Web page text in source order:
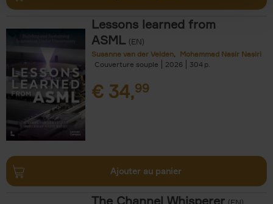
Lessons learned from
ASML (EN)
Susanne van der Velden
Mohammad Nasir Nasiri
Couverture souple
2026 304
€ 34,99
Ajouter au panier
The Channel Whisperer